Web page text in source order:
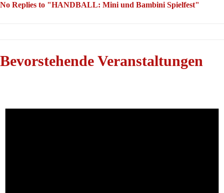
No Replies to "HANDBALL: Mini und Bambini Spielfest"
Bevorstehende Veranstaltungen